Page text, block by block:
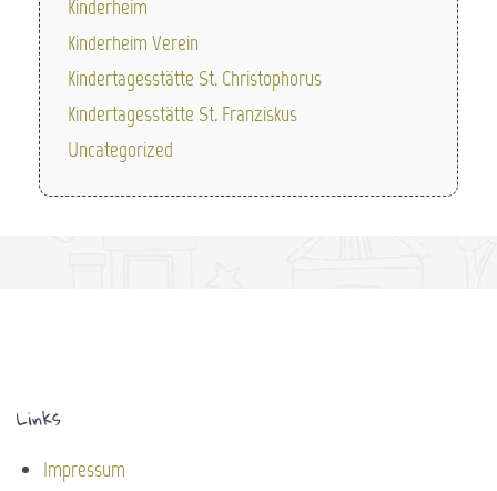
Kinderheim
Kinderheim Verein
Kindertagesstätte St. Christophorus
Kindertagesstätte St. Franziskus
Uncategorized
Links
Impressum